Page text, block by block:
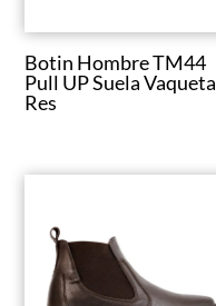
Botin Hombre TM44
Pull UP Suela Vaqueta
Res